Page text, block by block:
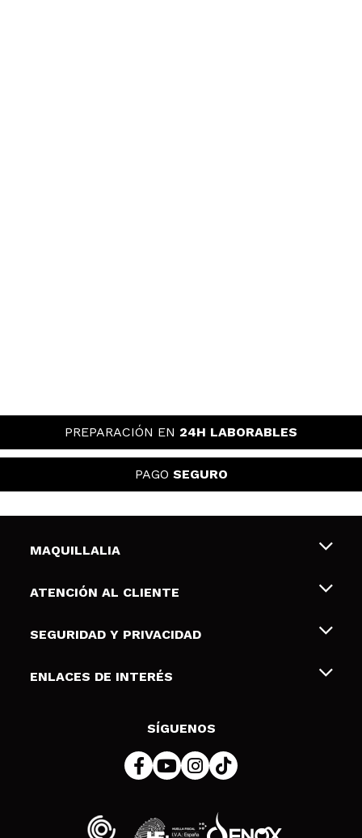
PREPARACIÓN EN 24H LABORABLES
PAGO SEGURO
MAQUILLALIA
Sobre nosotros
Tarjetas de Regalo
ATENCIÓN AL CLIENTE
Envíos y devoluciones
Formas de pago
SEGURIDAD Y PRIVACIDAD
Terminos y condiciones de uso
Política de cookies
ENLACES DE INTERÉS
SÍGUENOS